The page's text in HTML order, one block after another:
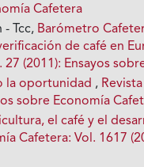
Cafetera
- Tcc, Barómetro
de café en
(2011): Ensayos
la oportunidad ,
sobre Economía
el café y el
Cafetera: Vol. 1617